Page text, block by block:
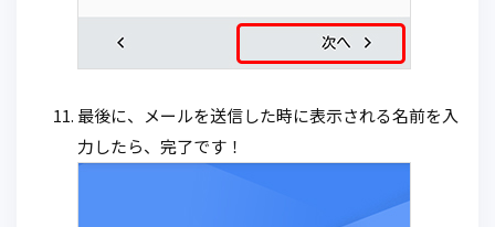
最後に、メールを送信した時に表示される名前を入
力したら、完了です！